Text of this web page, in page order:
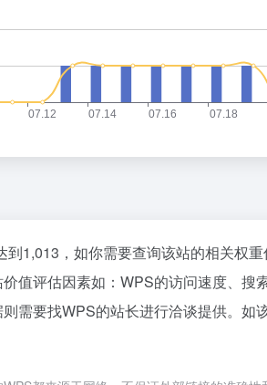
到1,013，如你需要查询该站的相关权
值评估因素如：WPS的访问速度、
需要找WPS的站长进行洽谈提供。如